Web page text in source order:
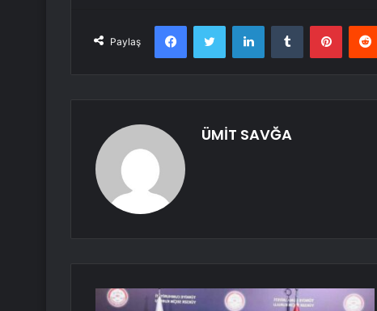
Paylaş
FacebookTwitter LinkedInTumblr
ÜMİT SAVĞA